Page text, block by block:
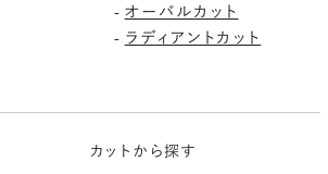
- オーバルカット
- ラディアントカット
カットから探す